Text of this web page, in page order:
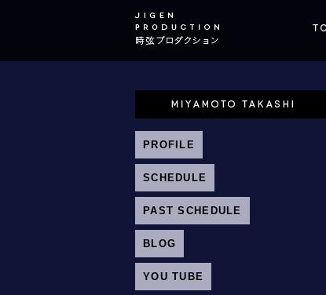
PROFILE
SCHEDULE
PAST SCHEDULE
BLOG
YOU TUBE